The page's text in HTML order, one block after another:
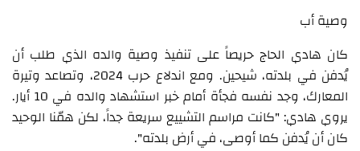
وصية أب
كان هادي الحاج حريصاً على تنفيذ وصية والده الذي طلب أن
يُدفن في بلدته، شيحين. ومع اندلاع حرب 2024، وتصاعد وتيرة
المعارك، وجد نفسه فجأة أمام خبر استشهاد والده في 10 أيار.
يروي هادي: "كانت مراسم التشييع سريعة جداً، لكن همّنا الوحيد
كان أن يُدفن كما أوصى، في أرض بلدته".